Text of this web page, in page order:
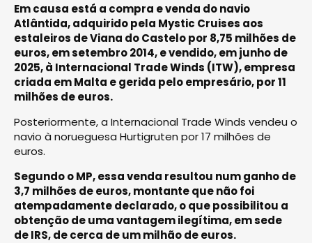
Em causa está a compra e venda do navio
Atlântida, adquirido pela Mystic Cruises aos
estaleiros de Viana do Castelo por 8,75 milhões de
euros, em setembro 2014, e vendido, em junho de
2025, à Internacional Trade Winds (ITW), empresa
criada em Malta e gerida pelo empresário, por 11
milhões de euros.
Posteriormente, a Internacional Trade Winds vendeu o
navio à norueguesa Hurtigruten por 17 milhões de
euros.
Segundo o MP, essa venda resultou num ganho de
3,7 milhões de euros, montante que não foi
atempadamente declarado, o que possibilitou a
obtenção de uma vantagem ilegítima, em sede
de IRS, de cerca de um milhão de euros.